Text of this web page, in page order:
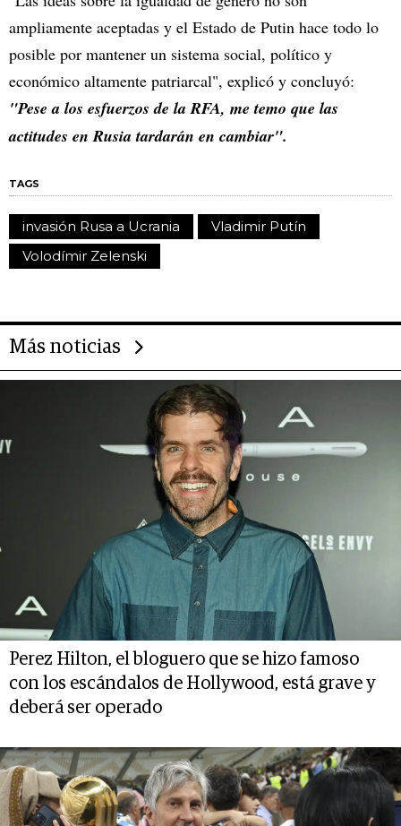
ampliamente aceptadas y el Estado de Putin hace todo lo
posible por mantener un sistema social, político y
económico altamente patriarcal", explicó y concluyó:
"Pese a los esfuerzos de la RFA, me temo que las
actitudes en Rusia tardarán en cambiar".
TAGS
invasión Rusa a Ucrania
Vladimir Putín
Volodímir Zelenski
Más noticias
Perez Hilton, el bloguero que se hizo famoso
con los escándalos de Hollywood, está grave y
deberá ser operado